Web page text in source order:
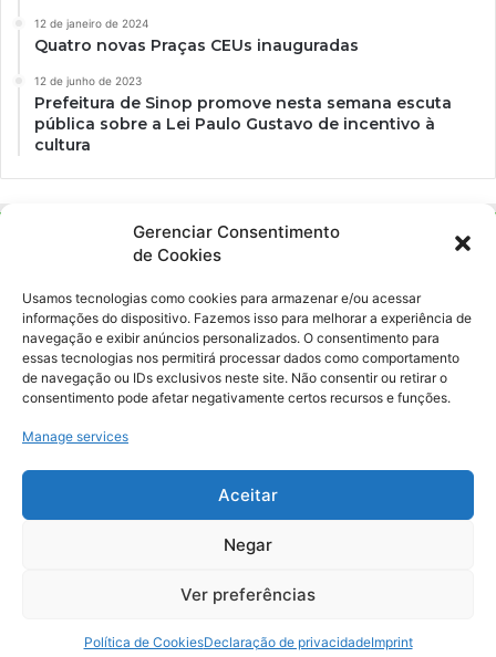
Gerenciar Consentimento
de Cookies
Usamos tecnologias como cookies para armazenar e/ou acessar
informações do dispositivo. Fazemos isso para melhorar a experiência de
navegação e exibir anúncios personalizados. O consentimento para
essas tecnologias nos permitirá processar dados como comportamento
de navegação ou IDs exclusivos neste site. Não consentir ou retirar o
consentimento pode afetar negativamente certos recursos e funções.
Manage services
Aceitar
Negar
Ver preferências
Política de CookiesDeclaração de privacidadeImprint
12 de janeiro de 2024
Quatro novas Praças CEUs inauguradas
12 de junho de 2023
Prefeitura de Sinop promove nesta semana escuta
pública sobre a Lei Paulo Gustavo de incentivo à
cultura
Ockara é uma plataforma multicultural e criativa. Nossa proposta é
oferecer o máximo de ferramentas para realizadores e
gerenciadores de espaços criativos e culturais.
© Merak Produções Criativas. CNPJ: 39.155.931/0001-02.
Inscrição Municipal: 47927301. Todos os direitos Reservados.